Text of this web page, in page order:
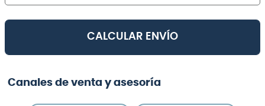
CALCULAR ENVÍO
Canales de venta y asesoría